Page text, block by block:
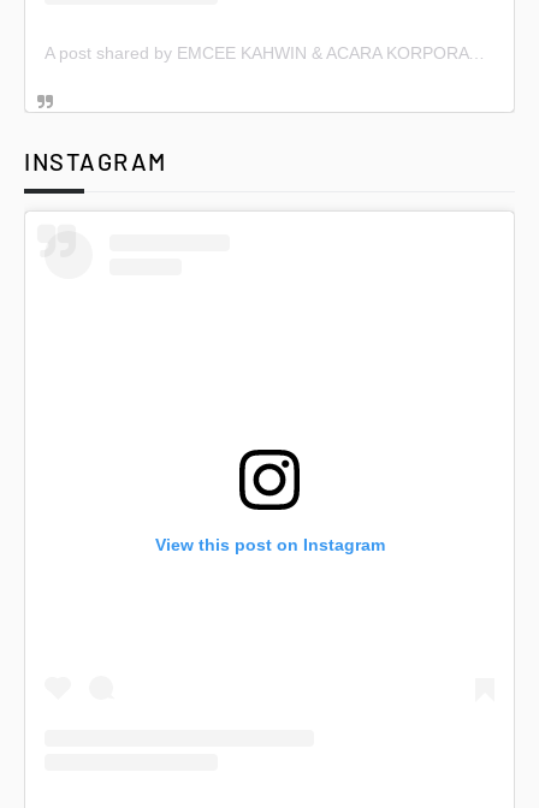
A post shared by EMCEE KAHWIN & ACARA KORPORAT (@emceekahwin)
INSTAGRAM
View this post on Instagram